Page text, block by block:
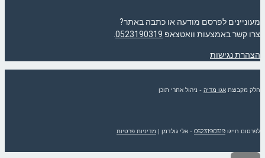
מעוניינים לפרסם מודעה או כתבה באתר?
צרו קשר באמצעות וואטצאפ 0523190319
הצהרת נגישות
חלק מקבוצת אגו מדיה - ניהול אתרי תוכן
לפרסום חייגו 0523190319 - אלי גולדמן | מדיניות פרטיות